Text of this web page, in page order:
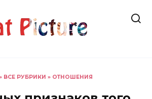
ВСЕ РУБРИКИ » ОТНОШЕНИЯ